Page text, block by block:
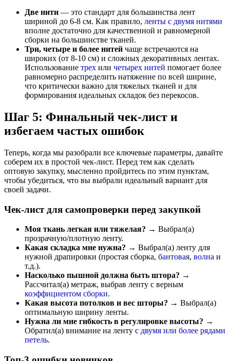
Две нити — это стандарт для большинства лент
шириной до 6-8 см. Как правило, ленты с двумя нитями
вполне достаточно для качественной и равномерной
сборки на большинстве тканей.
Три, четыре и более нитей чаще встречаются на
широких (от 8-10 см) и сложных декоративных лентах.
Использование трех или четырех нитей помогает более
равномерно распределить натяжение по всей ширине,
что критически важно для тяжелых тканей и для
формирования идеальных складок без перекосов.
Шаг 5: Финальный чек-лист и
избегаем частых ошибок
Теперь, когда мы разобрали все ключевые параметры, давайте
соберем их в простой чек-лист. Перед тем как сделать
оптовую закупку, мысленно пройдитесь по этим пунктам,
чтобы убедиться, что вы выбрали идеальный вариант для
своей задачи.
Чек-лист для самопроверки перед закупкой
Моя ткань легкая или тяжелая? → Выбрал(а)
прозрачную/плотную ленту.
Какая складка мне нужна? → Выбрал(а) ленту для
нужной драпировки (простая сборка, бантовая, волна и
т.д.).
Насколько пышной должна быть штора? →
Рассчитал(а) метраж, выбрав ленту с верным
коэффициентом сборки.
Какая высота потолков и вес шторы? → Выбрал(а)
оптимальную ширину ленты.
Нужна ли мне гибкость в регулировке высоты? →
Обратил(а) внимание на ленту с двумя или более рядами
петель.